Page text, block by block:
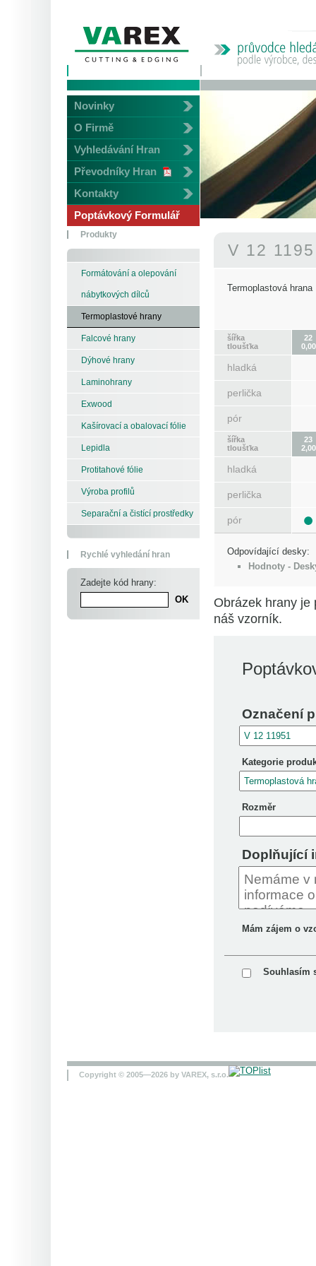
Novinky
O Firmě
Vyhledávání Hran
Převodníky Hran
Kontakty
Poptávkový Formulář
Produkty
Formátování a olepování
nábytkových dílců
Termoplastové hrany
Falcové hrany
Dýhové hrany
Laminohrany
Exwood
Kašírovací a obalovací fólie
Lepidla
Protitahové fólie
Výroba profilů
Separační a čistící prostředky
Rychlé vyhledání hran
Zadejte kód hrany:
V 12
Termoplastová hrana
šířka
tloušťka
22
0,00
hladká
perlička
pór
šířka
tloušťka
23
2,00
hladká
perlička
pór
Odpovídající desky:
Hodnoty -
Obrázek hrany je
náš vzorník.
Označení
Kategorie
Rozměr
Doplňující
Mám zájem o
Souhlasím
Copyright © 2005—2026 by VAREX, s.r.o.